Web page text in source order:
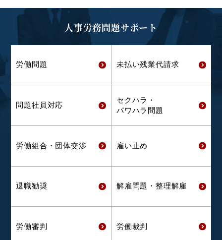
人事労務問題サポート
労働問題 未払い残業代請求
問題社員対応
セクハラ・
パワハラ問題
労働組合・ 団体交渉 雇い止め
退職勧奨 解雇問題・ 整理解雇
労働審判 労働裁判